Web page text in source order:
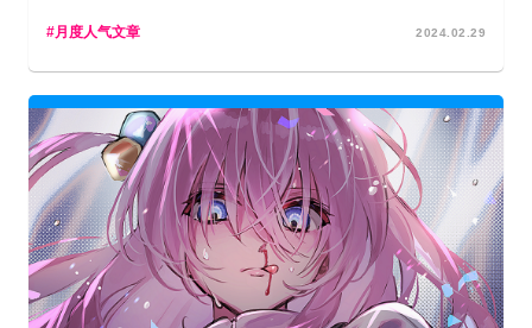
月度人气文章 2024.02.29